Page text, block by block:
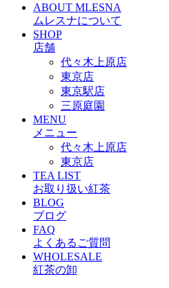
ABOUT MLESNA
ムレスナについて
SHOP
店舗
代々木上原店
東京店
東京駅店
三原庭園
MENU
メニュー
代々木上原店
東京店
TEA LIST
お取り扱い紅茶
BLOG
ブログ
FAQ
よくあるご質問
WHOLESALE
紅茶の卸